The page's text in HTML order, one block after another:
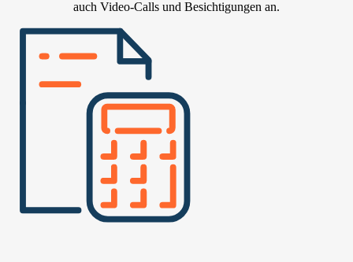
auch Video-Calls und Besichtigungen an.